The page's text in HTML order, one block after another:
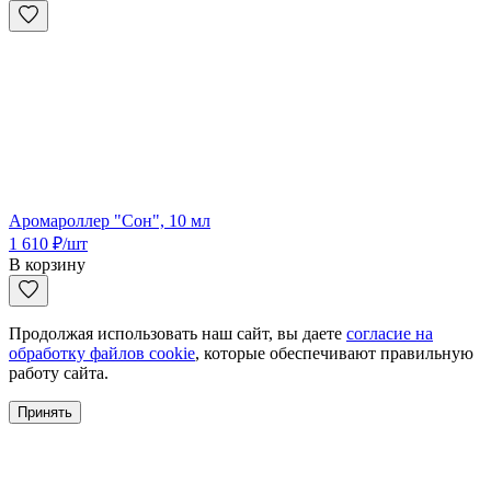
Аромароллер "Сон", 10 мл
1 610 ₽/шт
В корзину
Продолжая использовать наш сайт, вы даете согласие на
обработку файлов cookie, которые обеспечивают правильную
работу сайта.
Принять